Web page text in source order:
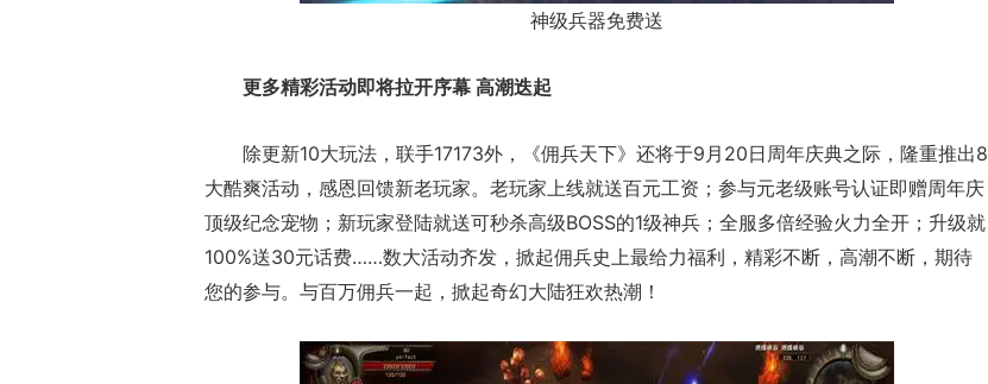
神级兵器免费送
更多精彩活动即将拉开序幕 高潮迭起
除更新10大玩法，联手17173外，《佣兵天下》还将于9月20日周年庆典之际，隆重推出8
大酷爽活动，感恩回馈新老玩家。老玩家上线就送百元工资；参与元老级账号认证即赠周年庆
顶级纪念宠物；新玩家登陆就送可秒杀高级BOSS的1级神兵；全服多倍经验火力全开；升级就
100%送30元话费……数大活动齐发，掀起佣兵史上最给力福利，精彩不断，高潮不断，期待
您的参与。与百万佣兵一起，掀起奇幻大陆狂欢热潮！